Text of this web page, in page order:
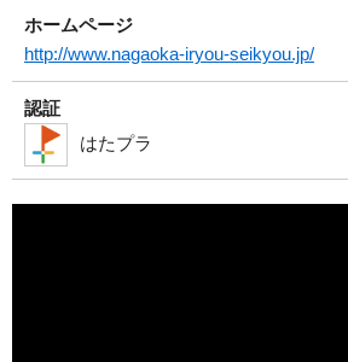
ホームページ
http://www.nagaoka-iryou-seikyou.jp/
認証
はたプラ